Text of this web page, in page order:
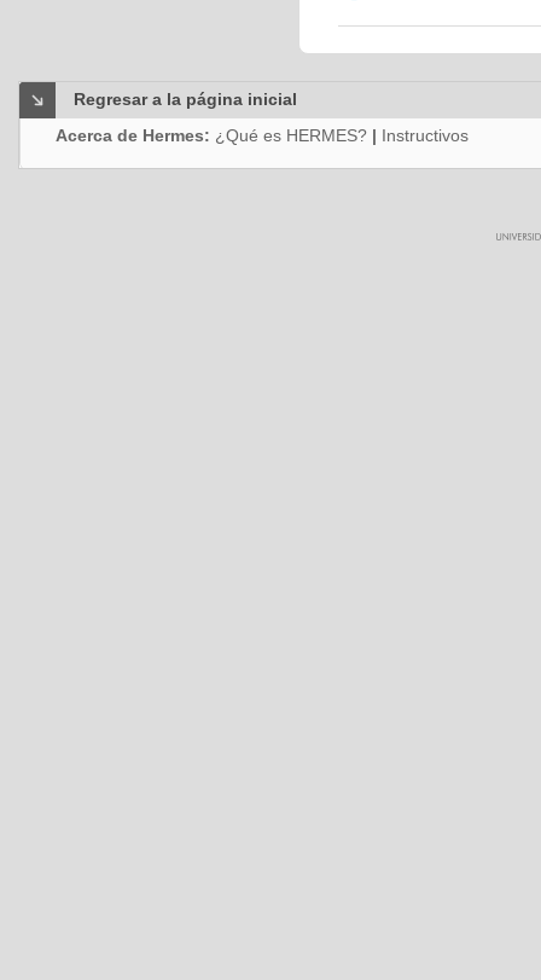
Regresar a la página inicial
Acerca de Hermes: ¿Qué es HERMES? | Instructivos